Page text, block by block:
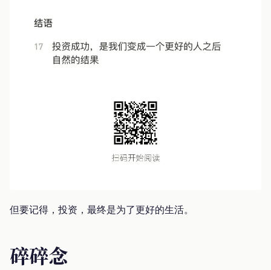
但要记得，投资，最终是为了更好的生活。
碎碎念